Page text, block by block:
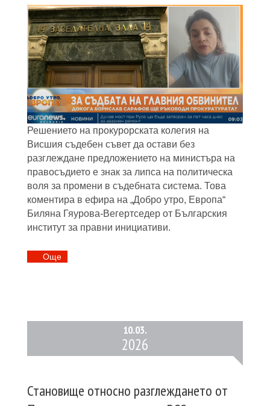
Решението на прокурорската колегия на
Висшия съдебен съвет да остави без
разглеждане предложението на министъра на
правосъдието е знак за липса на политическа
воля за промени в съдебната система. Това
коментира в ефира на „Добро утро, Европа“
Биляна Гяурова-Вегертседер от Българския
институт за правни инициативи.
Oще
10.03.
2026
Становище относно разглеждането от